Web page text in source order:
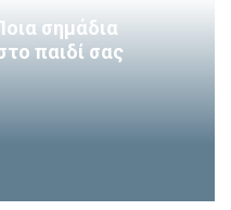
σημάδια
παιδί σας